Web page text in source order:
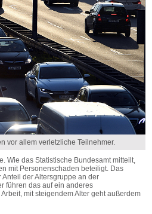
vor allem verletzliche Teilnehmer.
Wie das Statistische Bundesamt mitteilt,
mit Personenschaden beteiligt. Das
der Altersgruppe an der
führen das auf ein anderes
mit steigendem Alter geht außerdem